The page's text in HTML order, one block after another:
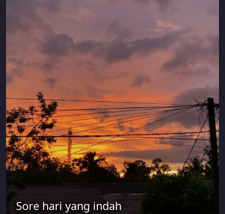
Sore hari yang indah